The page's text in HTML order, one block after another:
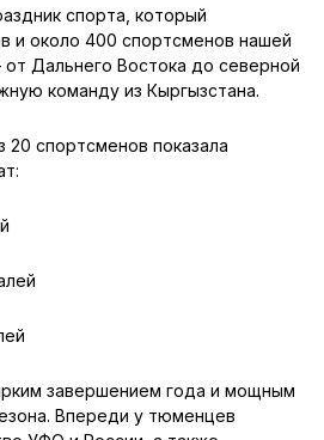
спорта, который
и около 400 спортсменов нашей
Дальнего Востока до северной
команду из Кыргызстана.
20 спортсменов показала
завершением года и мощным
Впереди у тюменцев